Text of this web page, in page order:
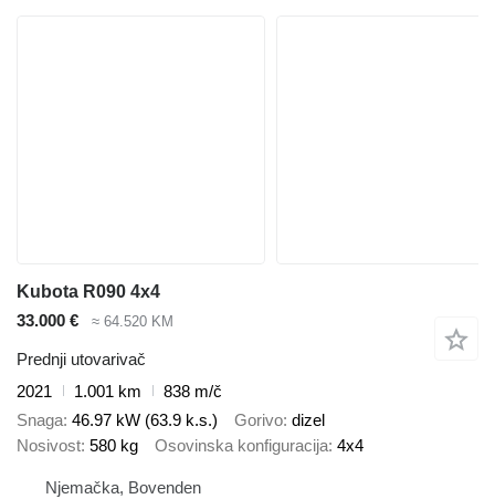
Kubota R090 4x4
33.000 €
≈ 64.520 KM
Prednji utovarivač
2021
1.001 km
838 m/č
Snaga 46.97 kW (63.9 k.s.) Gorivo dizel
Nosivost 580 kg Osovinska konfiguracija 4x4
Njemačka, Bovenden